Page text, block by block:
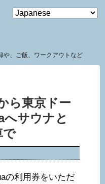
MENU
や、ご飯、ワークアウトなど
ら東京ドー
サウナと
で
の利用券をいただ